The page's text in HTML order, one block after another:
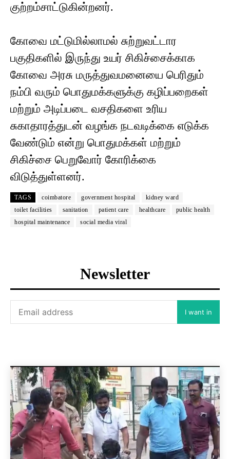
குற்றம்சாட்டுகின்றனர்.
கோவை மட்டுமில்லாமல் சுற்றுவட்டார
பகுதிகளில் இருந்து உயர் சிகிச்சைக்காக
கோவை அரசு மருத்துவமனையை பெரிதும்
நம்பி வரும் பொதுமக்களுக்கு கழிப்பறைகள்
மற்றும் அடிப்படை வசதிகளை உரிய
சுகாதாரத்துடன் வழங்க நடவடிக்கை எடுக்க
வேண்டும் என்று பொதுமக்கள் மற்றும்
சிகிச்சை பெறுவோர் கோரிக்கை
விடுத்துள்ளனர்.
TAGS coimbatore government hospital
kidney ward
toilet facilities
sanitation patient care healthcare
public health
hospital maintenance
social media viral
Newsletter
I want in